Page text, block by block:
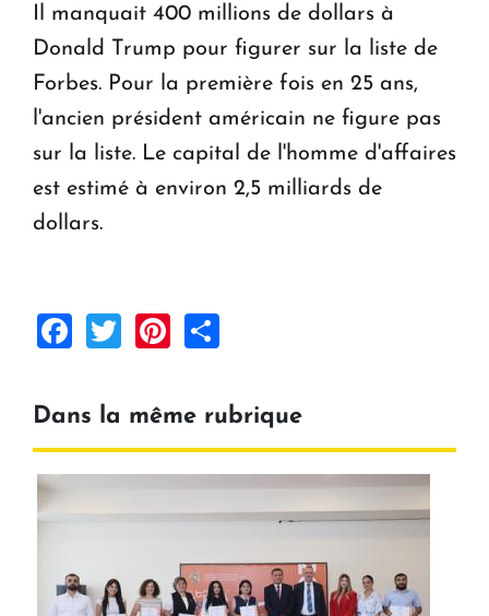
Il manquait 400 millions de dollars à
Donald Trump pour figurer sur la liste de
Forbes. Pour la première fois en 25 ans,
l'ancien président américain ne figure pas
sur la liste. Le capital de l'homme d'affaires
est estimé à environ 2,5 milliards de
dollars.
Facebook
TwitterPinterest
Dans la même rubrique